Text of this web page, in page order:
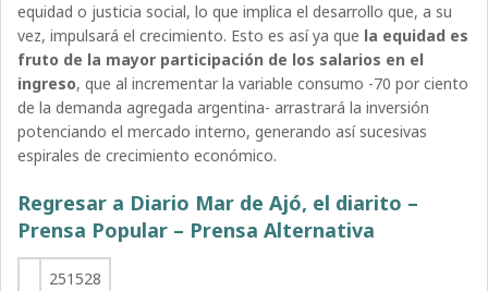
equidad o justicia social, lo que implica el desarrollo que, a su
vez, impulsará el crecimiento. Esto es así ya que la equidad es
fruto de la mayor participación de los salarios en el
ingreso, que al incrementar la variable consumo -70 por ciento
de la demanda agregada argentina- arrastrará la inversión
potenciando el mercado interno, generando así sucesivas
espirales de crecimiento económico.
Regresar a Diario Mar de Ajó, el diarito –
Prensa Popular – Prensa Alternativa
251528